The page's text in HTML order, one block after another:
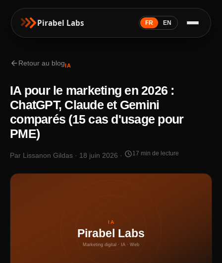
Pirabel Labs FR EN
arrow_backRetour au blog IA
IA pour le marketing en 2026 :
ChatGPT, Claude et Gemini
comparés (15 cas d'usage pour
PME)
Par Lissanon Gildas · 18 juin 2026 · schedule17 min de lecture
IA
Pirabel Labs
Marketing digital · IA · Web